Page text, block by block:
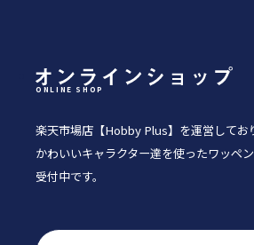
ONLINE SHOP
楽天市場店【Hobby Plus】を運営してお
かわいいキャラクター達を使ったワッペ
受付中です。